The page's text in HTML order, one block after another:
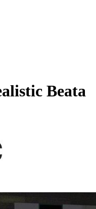
Beata